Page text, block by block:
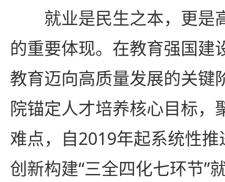
就业是民生之本，更是
的重要体现。在教育强国建
教育迈向高质量发展的关键
院锚定人才培养核心目标，
难点，自2019年起系统性
创新构建“三全四化七环节”